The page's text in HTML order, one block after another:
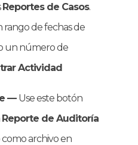
Reportes de Casos.
de fechas de
un número de
Actividad
— Use este botón
Reporte de Auditoría
archivo en